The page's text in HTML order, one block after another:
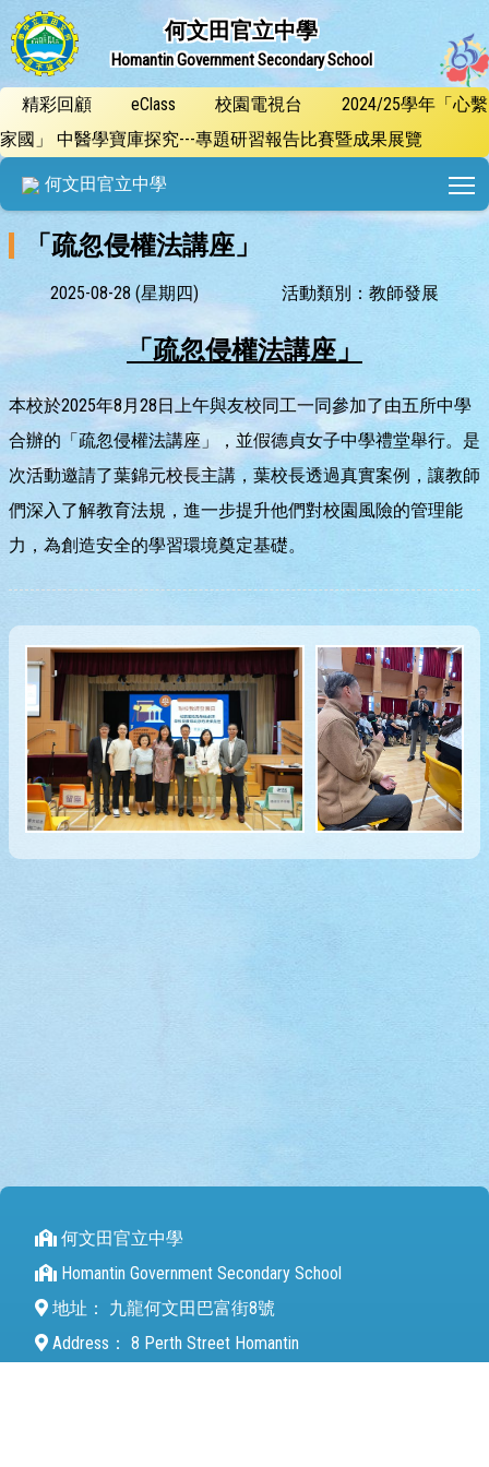
何文田官立中學
Homantin Government Secondary School
精彩回顧 eClass 校園電視台
2024/25學年「心繫
家國」 中醫學寶庫探究---專題研習報告比賽暨成果展覽
何文田官立中學
「疏忽侵權法講座」
2025-08-28 (星期四) 活動類別：教師發展
「 疏忽侵權法講座」
本校於2025年8月28日上午與友校同工一同參加了由五所中學
合辦的「疏忽侵權法講座」，並假德貞女子中學禮堂舉行。是
次活動邀請了葉錦元校長主講，葉校長透過真實案例，讓教師
們深入了解教育法規，進一步提升他們對校園風險的管理能
力，為創造安全的學習環境奠定基礎。
何文田官立中學
Homantin Government Secondary School
地址：
九龍何文田巴富街8號
Address： 8 Perth Street Homantin